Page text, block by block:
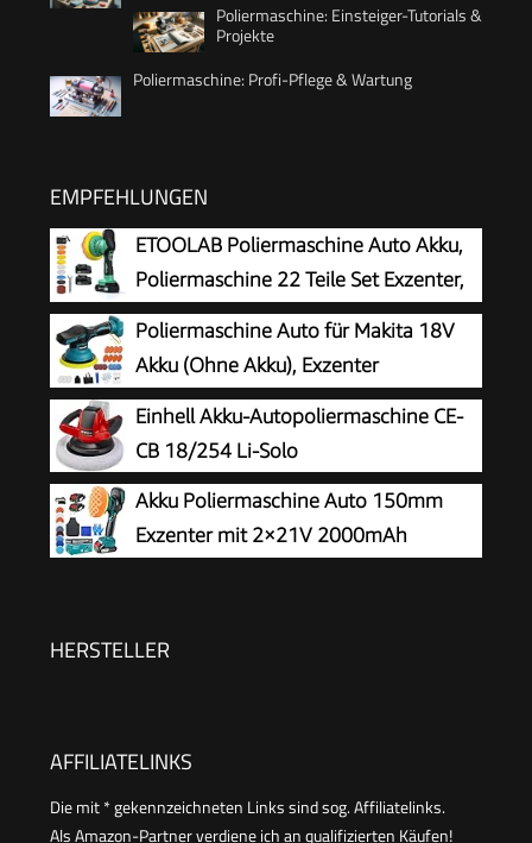
Poliermaschine: Einsteiger-Tutorials &
Projekte
Poliermaschine: Profi-Pflege & Wartung
EMPFEHLUNGEN
ETOOLAB Poliermaschine Auto Akku,
Poliermaschine 22 Teile Set Exzenter,
21V
Poliermaschine Auto für Makita 18V
Akku (Ohne Akku), Exzenter
poliermaschine, 8 Variable
Geschwindigkeit, Akkupolierer mit Polierteller,
Auto Politur Set für Autopflege Polieren
Autodetailing Wachsen
Einhell Akku-Autopoliermaschine CE-
CB 18/254 Li-Solo
Akku Poliermaschine Auto 150mm
Exzenter mit 2×21V 2000mAh
Auto poliermaschinen, polishing machine
HERSTELLER
AFFILIATELINKS
Die mit * gekennzeichneten Links sind sog. Affiliatelinks.
Als Amazon-Partner verdiene ich an qualifizierten Käufen!